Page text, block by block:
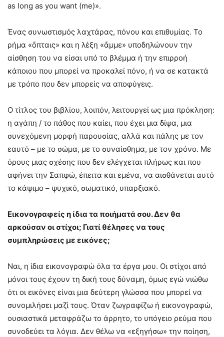
as long as you want (me)».
Ένας συνωστισμός λαχτάρας, πόνου και επιθυμίας. Το
ρήμα «ὄπταις» και η λέξη «ἄμμε» υποδηλώνουν την
αίσθηση του να είσαι υπό το βλέμμα ή την επιρροή
κάποιου που μπορεί να προκαλεί πόνο, ή να σε κατακτά
με τρόπο που δεν μπορείς να αποφύγεις.
Ο τίτλος του βιβλίου, λοιπόν, λειτουργεί ως μια πρόκληση:
η αγάπη / το πάθος που καίει, που έχει μια δίψα, μια
συνεχόμενη μορφή παρουσίας, αλλά και πάλης με τον
εαυτό – με το σώμα, με το συναίσθημα, με τον χρόνο. Με
όρους μιας σχέσης που δεν ελέγχεται πλήρως και που
αφήνει την Σαπφώ, έπειτα και εμένα, να αισθάνεται αυτό
το κάψιμο – ψυχικό, σωματικό, υπαρξιακό.
Εικονογραφείς η ίδια τα ποιήματά σου. Δεν θα
αρκούσαν οι στίχοι; Γιατί θέλησες να τους
συμπληρώσεις με εικόνες;
Ναι, η ίδια εικονογραφώ όλα τα έργα μου. Οι στίχοι από
μόνοι τους έχουν τη δική τους δύναμη, όμως εγώ νιώθω
ότι οι εικόνες είναι μια δεύτερη γλώσσα που μπορεί να
συνομιλήσει μαζί τους. Όταν ζωγραφίζω ή εικονογραφώ,
ουσιαστικά μεταφράζω το άρρητο, το υπόγειο ρεύμα που
συνοδεύει τα λόγια. Δεν θέλω να «εξηγήσω» την ποίηση,